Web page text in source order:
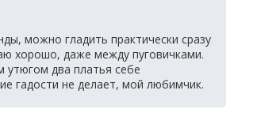
можно гладить практически сразу
хорошо, даже между пуговичками.
два платья себе
гадости не делает, мой любимчик.